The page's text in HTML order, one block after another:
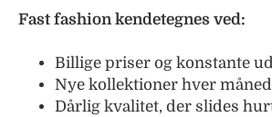
Fast fashion kendetegnes ved:
Billige priser og konstante
Nye kollektioner hver
Dårlig kvalitet, der slides